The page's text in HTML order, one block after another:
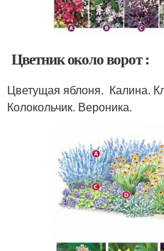
Цветник около ворот :
Цветущая яблоня. Калина.
Колокольчик. Вероника.